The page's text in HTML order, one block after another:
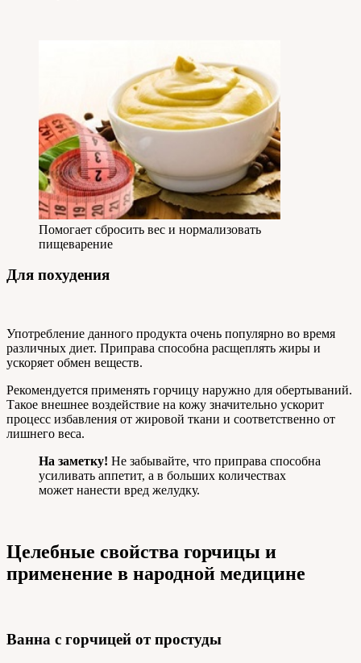
Помогает сбросить вес и нормализовать
пищеварение
Для похудения
Употребление данного продукта очень популярно во время
различных диет. Приправа способна расщеплять жиры и
ускоряет обмен веществ.
Рекомендуется применять горчицу наружно для обертываний.
Такое внешнее воздействие на кожу значительно ускорит
процесс избавления от жировой ткани и соответственно от
лишнего веса.
На заметку! Не забывайте, что приправа способна
усиливать аппетит, а в больших количествах
может нанести вред желудку.
Целебные свойства горчицы и
применение в народной медицине
Ванна с горчицей от простуды